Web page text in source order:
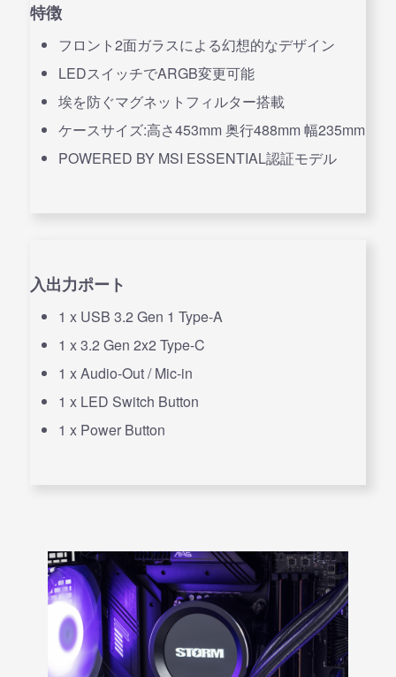
特徴
フロント2面ガラスによる幻想的なデザイン
LEDスイッチでARGB変更可能
埃を防ぐマグネットフィルター搭載
ケースサイズ:高さ453mm 奥行488mm 幅235mm
POWERED BY MSI ESSENTIAL認証モデル
入出力ポート
1 x USB 3.2 Gen 1 Type-A
1 x 3.2 Gen 2x2 Type-C
1 x Audio-Out / Mic-in
1 x LED Switch Button
1 x Power Button